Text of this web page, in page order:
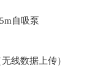
自吸泵
线数据上传）